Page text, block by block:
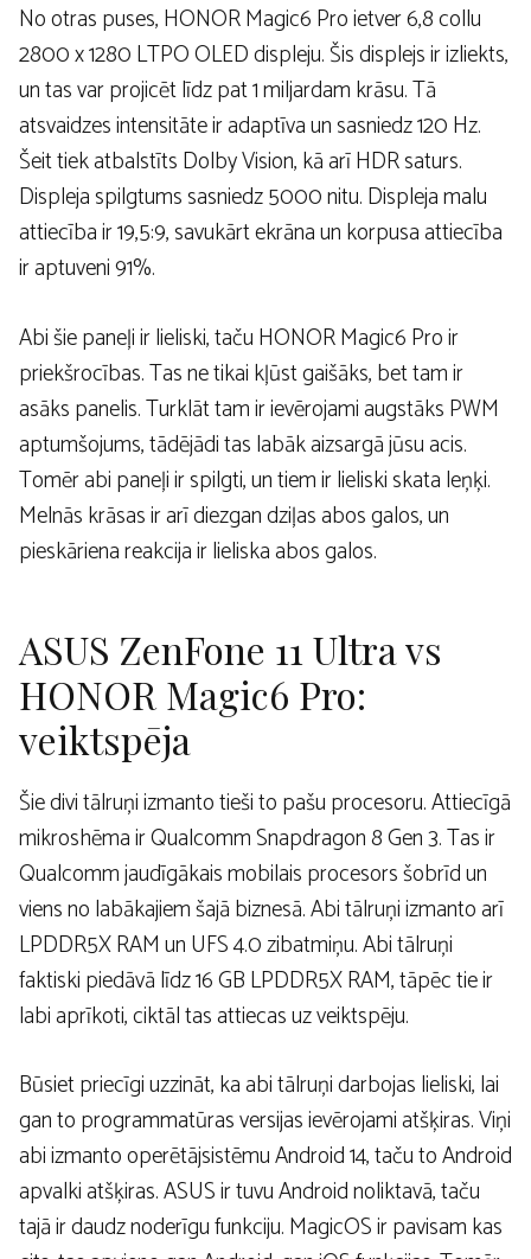
No otras puses, HONOR Magic6 Pro ietver 6,8 collu
2800 x 1280 LTPO OLED displeju. Šis displejs ir izliekts,
un tas var projicēt līdz pat 1 miljardam krāsu. Tā
atsvaidzes intensitāte ir adaptīva un sasniedz 120 Hz.
Šeit tiek atbalstīts Dolby Vision, kā arī HDR saturs.
Displeja spilgtums sasniedz 5000 nitu. Displeja malu
attiecība ir 19,5:9, savukārt ekrāna un korpusa attiecība
ir aptuveni 91%.
Abi šie paneļi ir lieliski, taču HONOR Magic6 Pro ir
priekšrocības. Tas ne tikai kļūst gaišāks, bet tam ir
asāks panelis. Turklāt tam ir ievērojami augstāks PWM
aptumšojums, tādējādi tas labāk aizsargā jūsu acis.
Tomēr abi paneļi ir spilgti, un tiem ir lieliski skata leņķi.
Melnās krāsas ir arī diezgan dziļas abos galos, un
pieskāriena reakcija ir lieliska abos galos.
ASUS ZenFone 11 Ultra vs
HONOR Magic6 Pro:
veiktspēja
Šie divi tālruņi izmanto tieši to pašu procesoru. Attiecīgā
mikroshēma ir Qualcomm Snapdragon 8 Gen 3. Tas ir
Qualcomm jaudīgākais mobilais procesors šobrīd un
viens no labākajiem šajā biznesā. Abi tālruņi izmanto arī
LPDDR5X RAM un UFS 4.0 zibatmiņu. Abi tālruņi
faktiski piedāvā līdz 16 GB LPDDR5X RAM, tāpēc tie ir
labi aprīkoti, ciktāl tas attiecas uz veiktspēju.
Būsiet priecīgi uzzināt, ka abi tālruņi darbojas lieliski, lai
gan to programmatūras versijas ievērojami atšķiras. Viņi
abi izmanto operētājsistēmu Android 14, taču to Android
apvalki atšķiras. ASUS ir tuvu Android noliktavā, taču
tajā ir daudz noderīgu funkciju. MagicOS ir pavisam kas